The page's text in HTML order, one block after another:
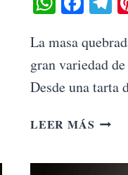
La masa
gran variedad
Desde una tarta
LEER MÁS MASA